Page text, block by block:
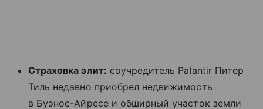
Страховка элит: соучредитель Palantir Питер
Тиль недавно приобрел недвижимость
в Буэнос-Айресе и обширный участок земли